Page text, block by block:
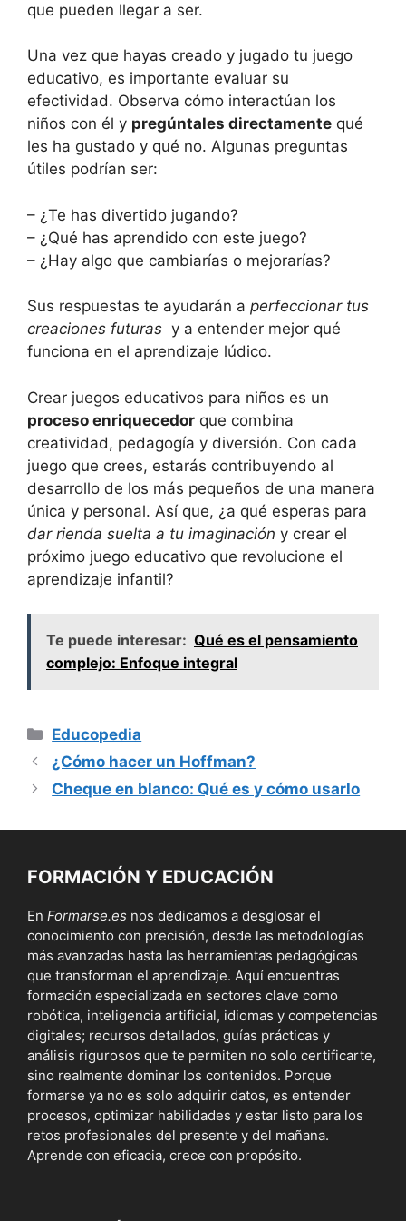
​que pueden⁣ llegar a ser.
Una ​vez que hayas‌ creado y ​jugado tu juego
educativo, es importante evaluar⁤ su
efectividad. Observa cómo⁤ interactúan los
niños con él y pregúntales ⁤directamente qué‍
les⁣ ha gustado y qué no. Algunas preguntas
útiles podrían ser:
– ¿Te ​has divertido jugando?
– ¿Qué has aprendido con este juego?
– ¿Hay algo que ‌cambiarías⁣ o ‌mejorarías?
Sus respuestas te ayudarán a perfeccionar tus
creaciones futuras ‌ y a entender ‍mejor qué
‍funciona en‌ el aprendizaje lúdico.
Crear juegos educativos para niños es un
proceso enriquecedor que combina
creatividad, pedagogía y ‌diversión. Con ‍cada
juego que ​crees, estarás contribuyendo al‌
desarrollo de los más pequeños de una manera
única y personal. Así que, ¿a qué esperas para
dar⁣ rienda suelta a tu ⁢imaginación y crear⁤ el
próximo juego⁣ educativo que revolucione el
aprendizaje infantil?
Te puede interesar: Qué es el pensamiento
complejo: Enfoque integral
Categorías
Educopedia
¿Cómo hacer un Hoffman?
Cheque en blanco: Qué es y cómo usarlo
FORMACIÓN Y EDUCACIÓN
En Formarse.es nos dedicamos a desglosar el
conocimiento con precisión, desde las metodologías
más avanzadas hasta las herramientas pedagógicas
que transforman el aprendizaje. Aquí encuentras
formación especializada en sectores clave como
robótica, inteligencia artificial, idiomas y competencias
digitales; recursos detallados, guías prácticas y
análisis rigurosos que te permiten no solo certificarte,
sino realmente dominar los contenidos. Porque
formarse ya no es solo adquirir datos, es entender
procesos, optimizar habilidades y estar listo para los
retos profesionales del presente y del mañana.
Aprende con eficacia, crece con propósito.